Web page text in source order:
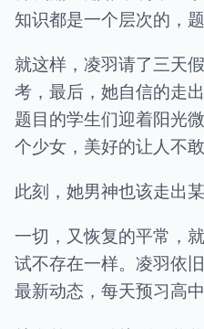
知识都是一个层次的，
就这样，凌羽请了三天
考，最后，她自信的走
题目的学生们迎着阳光
个少女，美好的让人不敢
此刻，她男神也该走出
一切，又恢复的平常，
试不存在一样。凌羽依
最新动态，每天预习高中